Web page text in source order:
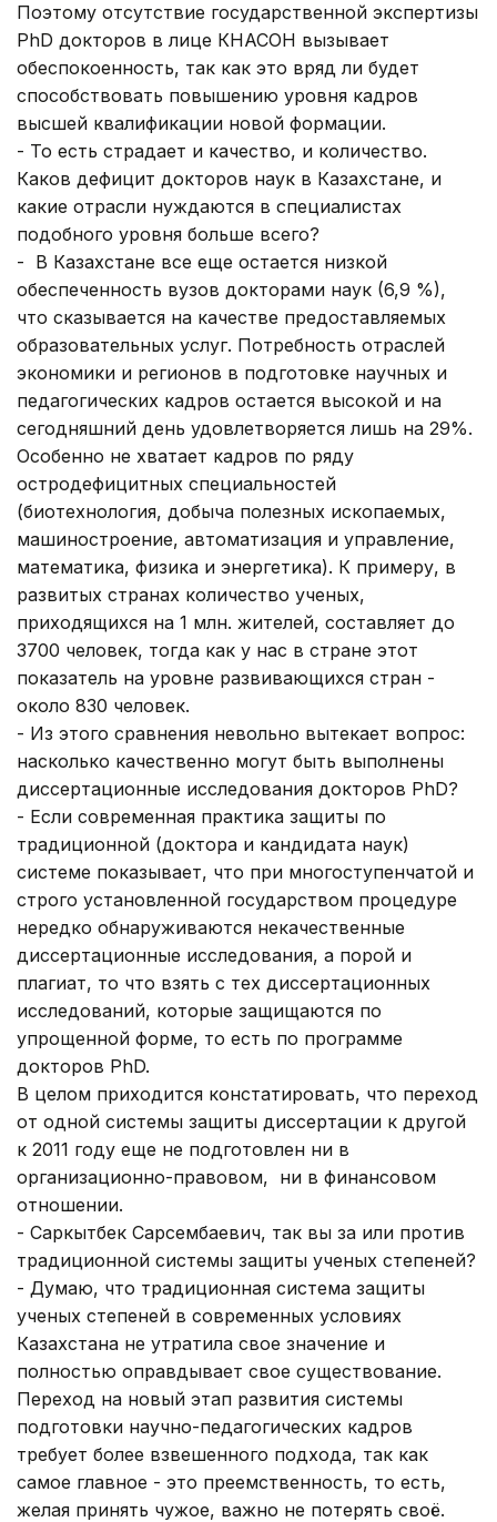
Поэтому отсутствие государственной экспертизы
PhD докторов в лице КНАСОН вызывает
обеспокоенность, так как это вряд ли будет
способствовать повышению уровня кадров
высшей квалификации новой формации.
- То есть страдает и качество, и количество.
Каков дефицит докторов наук в Казахстане, и
какие отрасли нуждаются в специалистах
подобного уровня больше всего?
- В Казахстане все еще остается низкой
обеспеченность вузов докторами наук (6,9 %),
что сказывается на качестве предоставляемых
образовательных услуг. Потребность отраслей
экономики и регионов в подготовке научных и
педагогических кадров остается высокой и на
сегодняшний день удовлетворяется лишь на 29%.
Особенно не хватает кадров по ряду
остродефицитных специальностей
(биотехнология, добыча полезных ископаемых,
машиностроение, автоматизация и управление,
математика, физика и энергетика). К примеру, в
развитых странах количество ученых,
приходящихся на 1 млн. жителей, составляет до
3700 человек, тогда как у нас в стране этот
показатель на уровне развивающихся стран -
около 830 человек.
- Из этого сравнения невольно вытекает вопрос:
насколько качественно могут быть выполнены
диссертационные исследования докторов PhD?
- Если современная практика защиты по
традиционной (доктора и кандидата наук)
системе показывает, что при многоступенчатой и
строго установленной государством процедуре
нередко обнаруживаются некачественные
диссертационные исследования, а порой и
плагиат, то что взять с тех диссертационных
исследований, которые защищаются по
упрощенной форме, то есть по программе
докторов PhD.
В целом приходится констатировать, что переход
от одной системы защиты диссертации к другой
к 2011 году еще не подготовлен ни в
организационно-правовом, ни в финансовом
отношении.
- Саркытбек Сарсембаевич, так вы за или против
традиционной системы защиты ученых степеней?
- Думаю, что традиционная система защиты
ученых степеней в современных условиях
Казахстана не утратила свое значение и
полностью оправдывает свое существование.
Переход на новый этап развития системы
подготовки научно-педагогических кадров
требует более взвешенного подхода, так как
самое главное - это преемственность, то есть,
желая принять чужое, важно не потерять своё.